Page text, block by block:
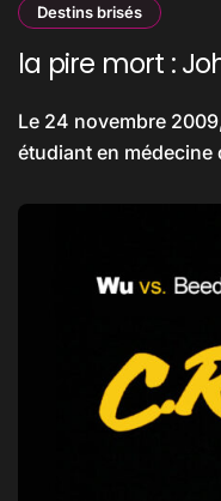
Destins brisés
la pire mort :
Le 24 novembre 2009, John Edward Jones, un jeune
étudiant en médecine